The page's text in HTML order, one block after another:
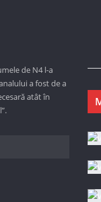
de N4 l-a
a fost de a
atât în